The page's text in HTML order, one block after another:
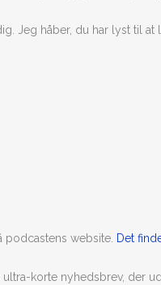
Jeg håber, du har lyst til
podcastens website. Det
korte nyhedsbrev, der